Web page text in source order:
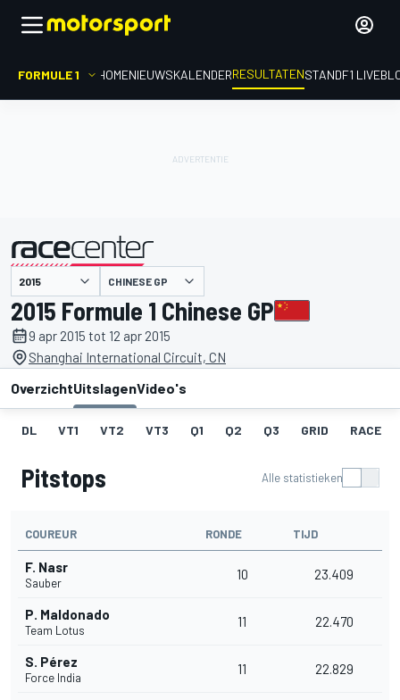
FORMULE 1 HOMENIEUWSKALENDERRESULTATENSTANDF1
gepresenteerd door CHINESE GP
2015 Formule 1 Chinese GP
9 apr 2015 tot 12 apr 2015
Shanghai International Circuit, CN
OverzichtUitslagenVideo's
DL VT1 VT2 VT3 Q1 Q2 Q3 GRID RACE
Pitstops Alle statistieken
COUREUR RONDE TIJD
F. Nasr
Sauber
10 23.409
P. Maldonado
Team Lotus
11 22.470
S. Pérez
Force India
11 22.829